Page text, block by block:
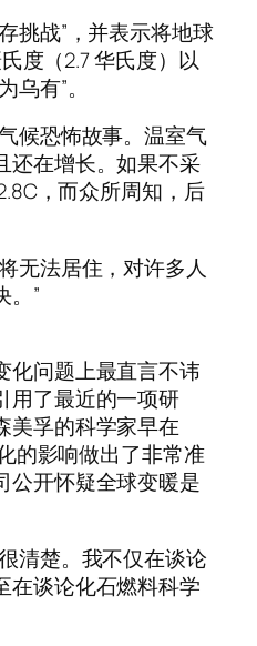
挑战”，并表示将地球
度（2.7 华氏度）以
有”。
候恐怖故事。温室气
还在增长。如果不采
，而众所周知，后
无法居住，对许多人
。”
化问题上最直言不讳
用了最近的一项研
美孚的科学家早在
的影响做出了非常准
公开怀疑全球变暖是
清楚。我不仅在谈论
在谈论化石燃料科学